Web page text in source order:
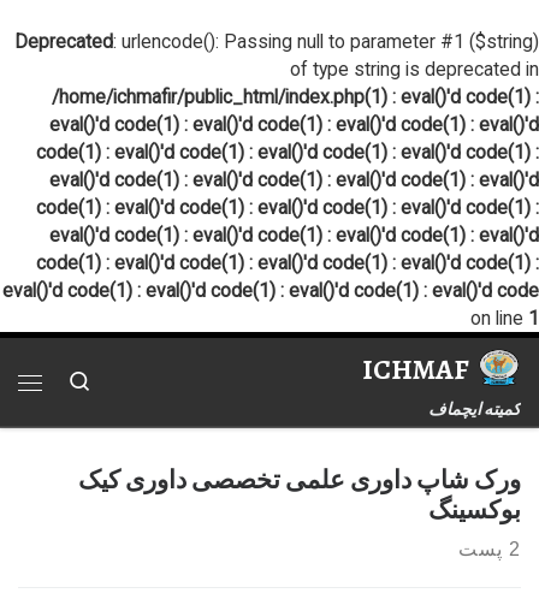
Deprecated: urlencode(): Passing null to parameter #1 ($string)
of type string is deprecated in
/home/ichmafir/public_html/index.php(1) : eval()'d code(1) :
eval()'d code(1) : eval()'d code(1) : eval()'d code(1) : eval()'d
code(1) : eval()'d code(1) : eval()'d code(1) : eval()'d code(1) :
eval()'d code(1) : eval()'d code(1) : eval()'d code(1) : eval()'d
code(1) : eval()'d code(1) : eval()'d code(1) : eval()'d code(1) :
eval()'d code(1) : eval()'d code(1) : eval()'d code(1) : eval()'d
code(1) : eval()'d code(1) : eval()'d code(1) : eval()'d code(1) :
eval()'d code(1) : eval()'d code(1) : eval()'d code(1) : eval()'d code
on line 1
پرش به محتوا
ICHMAF
کمیته ایچماف
Search
ورک شاپ داوری علمی تخصصی داوری کیک
بوکسینگ
2 پست